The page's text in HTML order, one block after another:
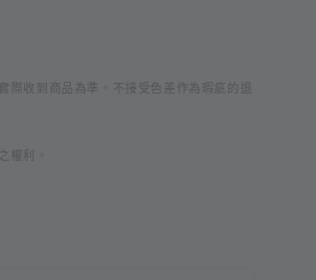
際收到商品為準。不接受色差作為瑕疵的退
利。